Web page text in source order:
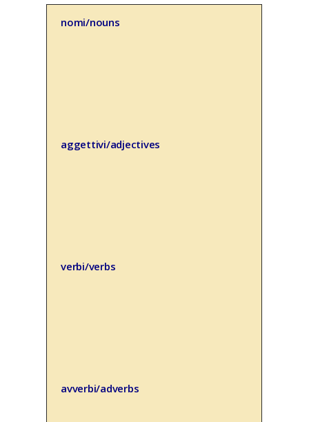
nomi/nouns
aggettivi/adjectives
verbi/verbs
avverbi/adverbs